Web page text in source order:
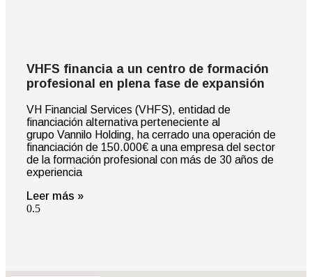
VHFS financia a un centro de formación
profesional en plena fase de expansión
VH Financial Services (VHFS), entidad de
financiación alternativa perteneciente al
grupo Vannilo Holding, ha cerrado una operación de
financiación de 150.000€ a una empresa del sector
de la formación profesional con más de 30 años de
experiencia
Leer más »